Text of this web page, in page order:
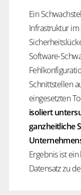
Ein
Infrastruktur
Software-
Schnittstellen
eingesetzten
isoliert
ganzheitliche
Ergebnis ist
Datensatz zu